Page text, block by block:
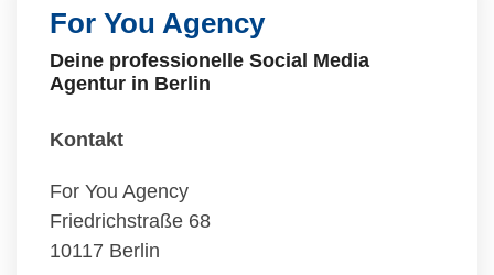
For You Agency
Deine professionelle Social Media
Agentur in Berlin
Kontakt
For You Agency
Friedrichstraße 68
10117 Berlin